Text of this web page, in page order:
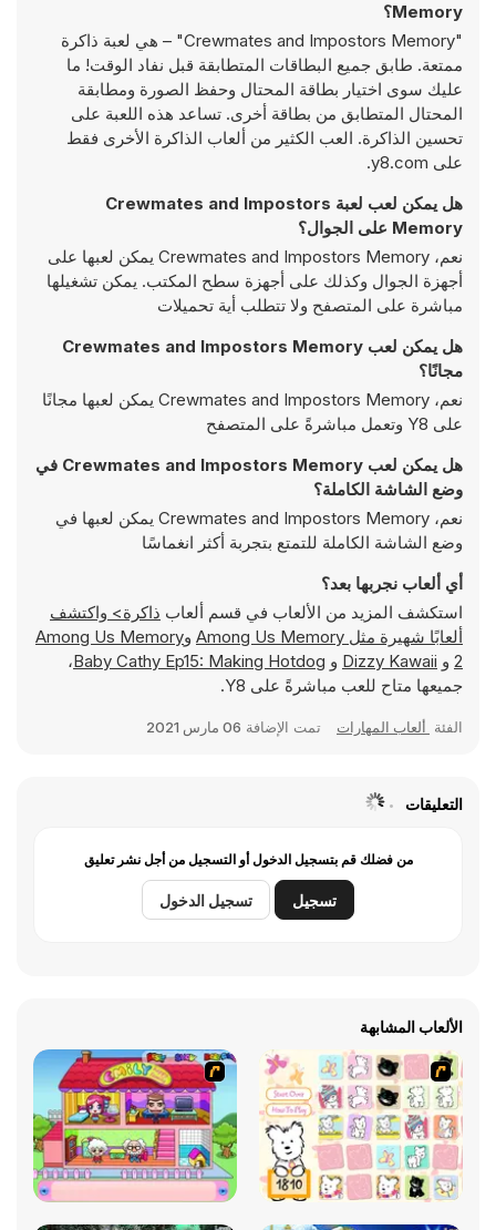
Memory؟
"Crewmates and Impostors Memory" – هي لعبة ذاكرة
ممتعة. طابق جميع البطاقات المتطابقة قبل نفاد الوقت! ما
عليك سوى اختيار بطاقة المحتال وحفظ الصورة ومطابقة
المحتال المتطابق من بطاقة أخرى. تساعد هذه اللعبة على
تحسين الذاكرة. العب الكثير من ألعاب الذاكرة الأخرى فقط
على y8.com.
هل يمكن لعب لعبة Crewmates and Impostors
Memory على الجوال؟
نعم، Crewmates and Impostors Memory يمكن لعبها على
أجهزة الجوال وكذلك على أجهزة سطح المكتب. يمكن تشغيلها
مباشرة على المتصفح ولا تتطلب أية تحميلات
هل يمكن لعب Crewmates and Impostors Memory
مجانًا؟
نعم، Crewmates and Impostors Memory يمكن لعبها مجانًا
على Y8 وتعمل مباشرةً على المتصفح
هل يمكن لعب Crewmates and Impostors Memory في
وضع الشاشة الكاملة؟
نعم، Crewmates and Impostors Memory يمكن لعبها في
وضع الشاشة الكاملة للتمتع بتجربة أكثر انغماسًا
أي ألعاب نجربها بعد؟
استكشف المزيد من الألعاب في قسم ألعاب
ذاكرة> واكتشف
ألعابًا شهيرة مثل Among Us Memory وAmong Us Memory
2 و Dizzy Kawaii و Baby Cathy Ep15: Making Hotdog،
جميعها متاح للعب مباشرةً على Y8.
الفئة ألعاب المهارات تمت الإضافة 06 مارس 2021
التعليقات
من فضلك قم بتسجيل الدخول أو التسجيل من أجل نشر تعليق
تسجيل تسجيل الدخول
الألعاب المشابهة